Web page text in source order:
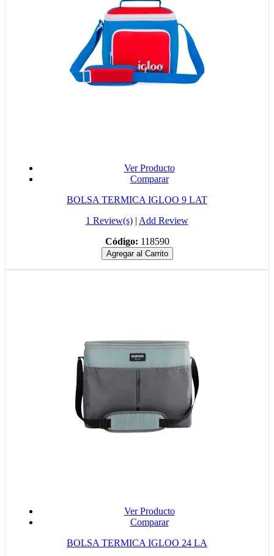
Ver Producto
Comparar
BOLSA TERMICA IGLOO 9 LAT
1 Review(s) | Add Review
Código: 118590
Agregar al Carrito
Ver Producto
Comparar
BOLSA TERMICA IGLOO 24 LA